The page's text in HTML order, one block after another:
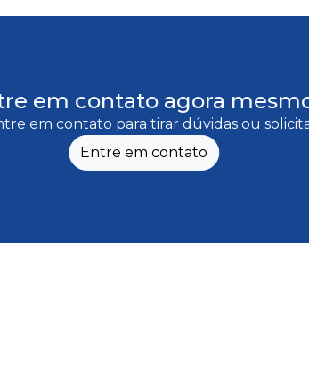
em contato agora
em contato para tirar dúvidas ou
Entre em contato